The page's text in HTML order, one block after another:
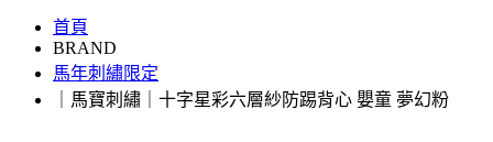
首頁
BRAND
馬年刺繡限定
｜馬寶刺繡｜十字星彩六層紗防踢背心 嬰童 夢幻粉